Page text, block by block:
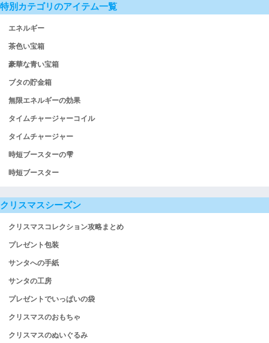
特別カテゴリのアイテム一覧
エネルギー
茶色い宝箱
豪華な青い宝箱
ブタの貯金箱
無限エネルギーの効果
タイムチャージャーコイル
タイムチャージャー
時短ブースターの雫
時短ブースター
クリスマスシーズン
クリスマスコレクション攻略まとめ
プレゼント包装
サンタへの手紙
サンタの工房
プレゼントでいっぱいの袋
クリスマスのおもちゃ
クリスマスのぬいぐるみ